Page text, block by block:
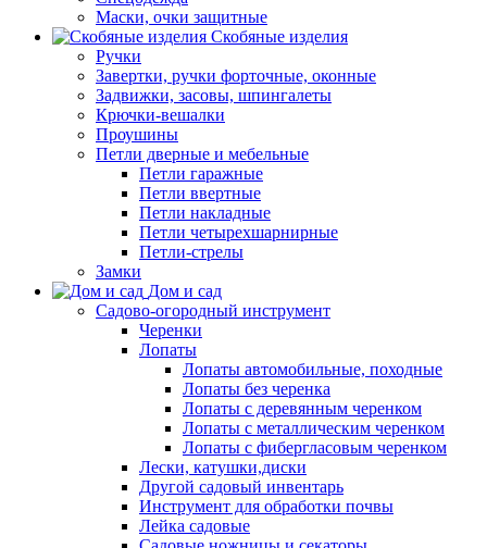
Маски, очки защитные
Скобяные изделия
Ручки
Завертки, ручки форточные, оконные
Задвижки, засовы, шпингалеты
Крючки-вешалки
Проушины
Петли дверные и мебельные
Петли гаражные
Петли ввертные
Петли накладные
Петли четырехшарнирные
Петли-стрелы
Замки
Дом и сад
Садово-огородный инструмент
Черенки
Лопаты
Лопаты автомобильные, походные
Лопаты без черенка
Лопаты с деревянным черенком
Лопаты с металлическим черенком
Лопаты с фибергласовым черенком
Лески, катушки,диски
Другой садовый инвентарь
Инструмент для обработки почвы
Лейка садовые